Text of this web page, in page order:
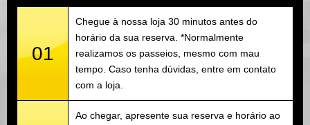
01
Chegue à nossa loja 30 minutos antes do
horário da sua reserva. *Normalmente
realizamos os passeios, mesmo com mau
tempo. Caso tenha dúvidas, entre em contato
com a loja.
Ao chegar, apresente sua reserva e horário ao